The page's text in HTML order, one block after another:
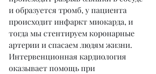
и образуется тромб, у пациента
происходит инфаркт миокарда, и
тогда мы стентируем коронарные
артерии и спасаем людям жизни.
Интервенционная кардиология
оказывает помощь при